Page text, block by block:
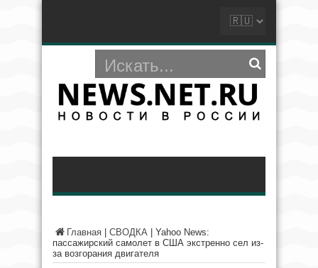
Главная СВОДКА
Yahoo News:
пассажирский самолет в США экстренно сел из-
за возгорания двигателя